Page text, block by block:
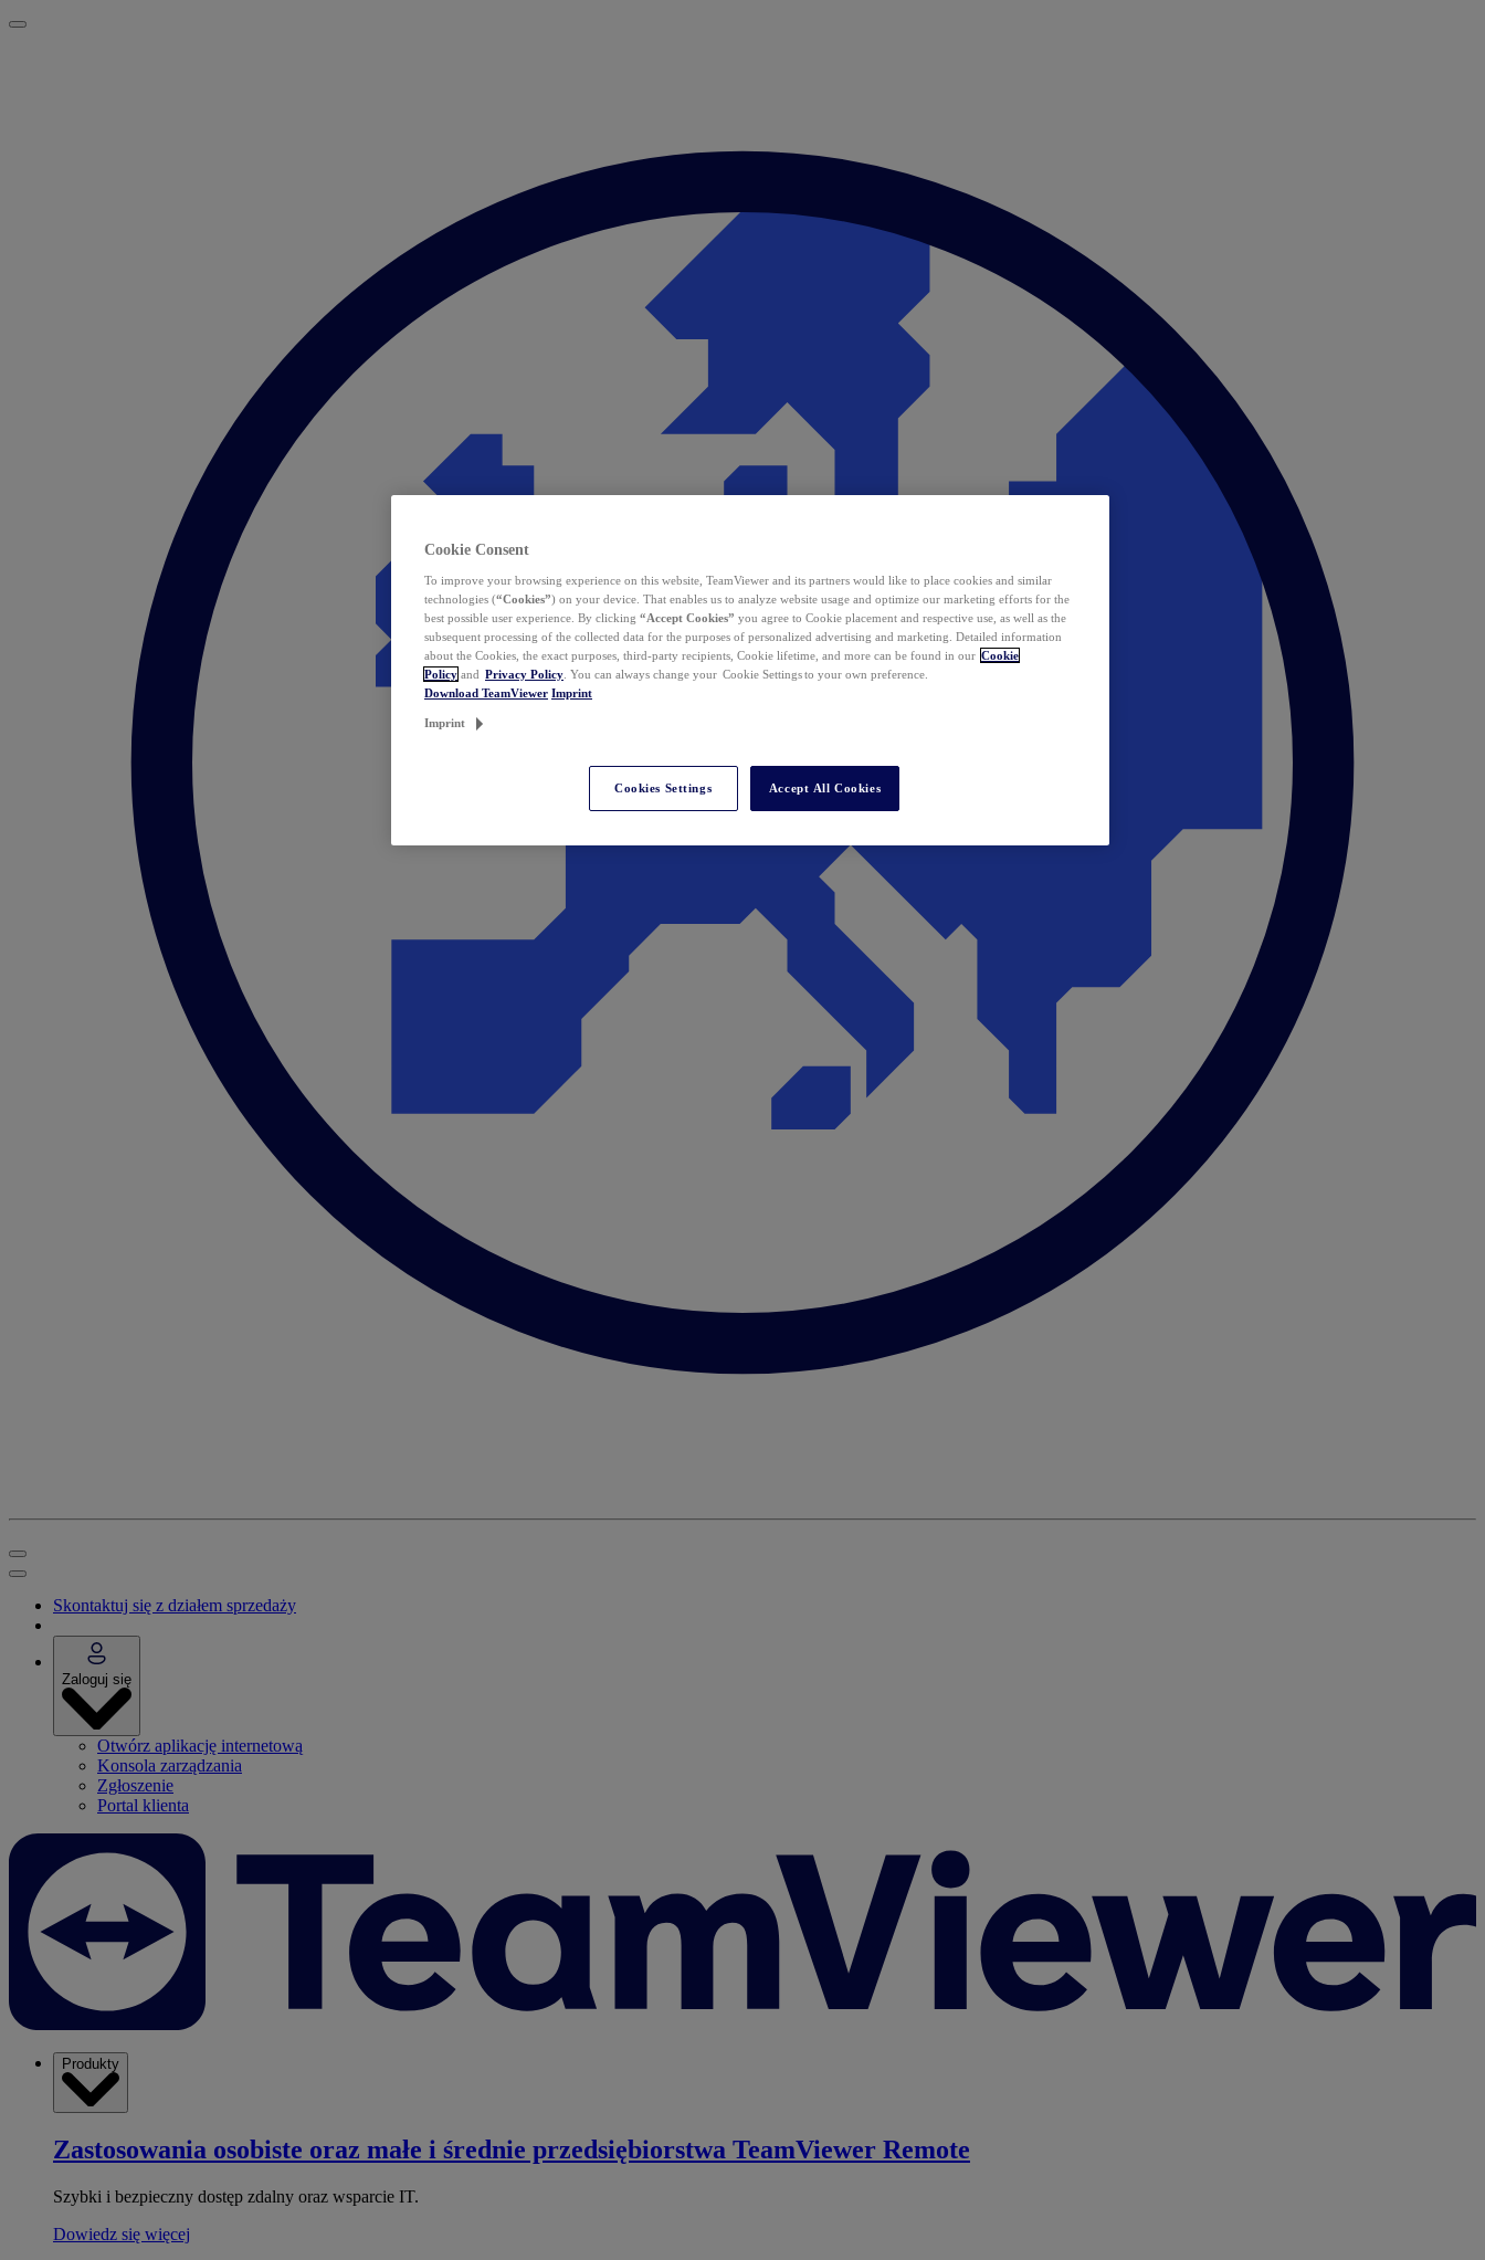
Skontaktuj się z działem sprzedaży
Zaloguj się
Otwórz aplikację internetową
Konsola zarządzania
Zgłoszenie
Portal klienta
Produkty
Zastosowania osobiste oraz małe i średnie przedsiębiorstwa TeamViewer Remote
Szybki i bezpieczny dostęp zdalny oraz wsparcie IT.
Dowiedz się więcej
Cookie Consent
To improve your browsing experience on this website, TeamViewer and its partners would like to place cookies and similar
technologies (“Cookies”) on your device. That enables us to analyze website usage and optimize our marketing efforts for the
best possible user experience. By clicking “Accept Cookies” you agree to Cookie placement and respective use, as well as the
subsequent processing of the collected data for the purposes of personalized advertising and marketing. Detailed information
about the Cookies, the exact purposes, third-party recipients, Cookie lifetime, and more can be found in our Cookie
Policy and Privacy Policy . You can always change your Cookie Settings to your own preference.
Download TeamViewer Imprint
Imprint
Cookies Settings Accept All Cookies